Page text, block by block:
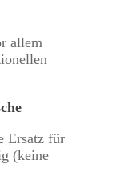
allem
Ersatz für
(keine